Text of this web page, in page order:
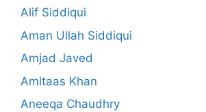
Alif Siddiqui
Aman Ullah Siddiqui
Amjad Javed
Amltaas Khan
Aneeqa Chaudhry